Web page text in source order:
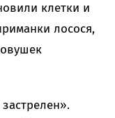
клетки и
лосося,